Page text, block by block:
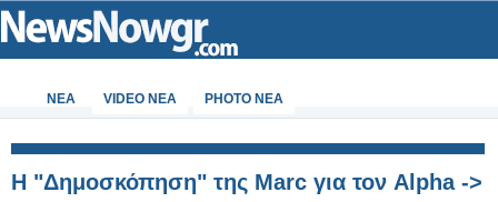
ΝΕΑ VIDEO NEA PHOTO NEA
Η "Δημοσκόπηση" της Marc για τον Alpha ->